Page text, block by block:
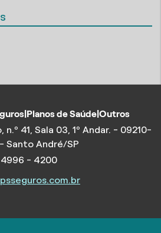
de Saúde|Outros
41, Sala 03, 1º Andar. - 09210-
Santo André/SP
4996 - 4200